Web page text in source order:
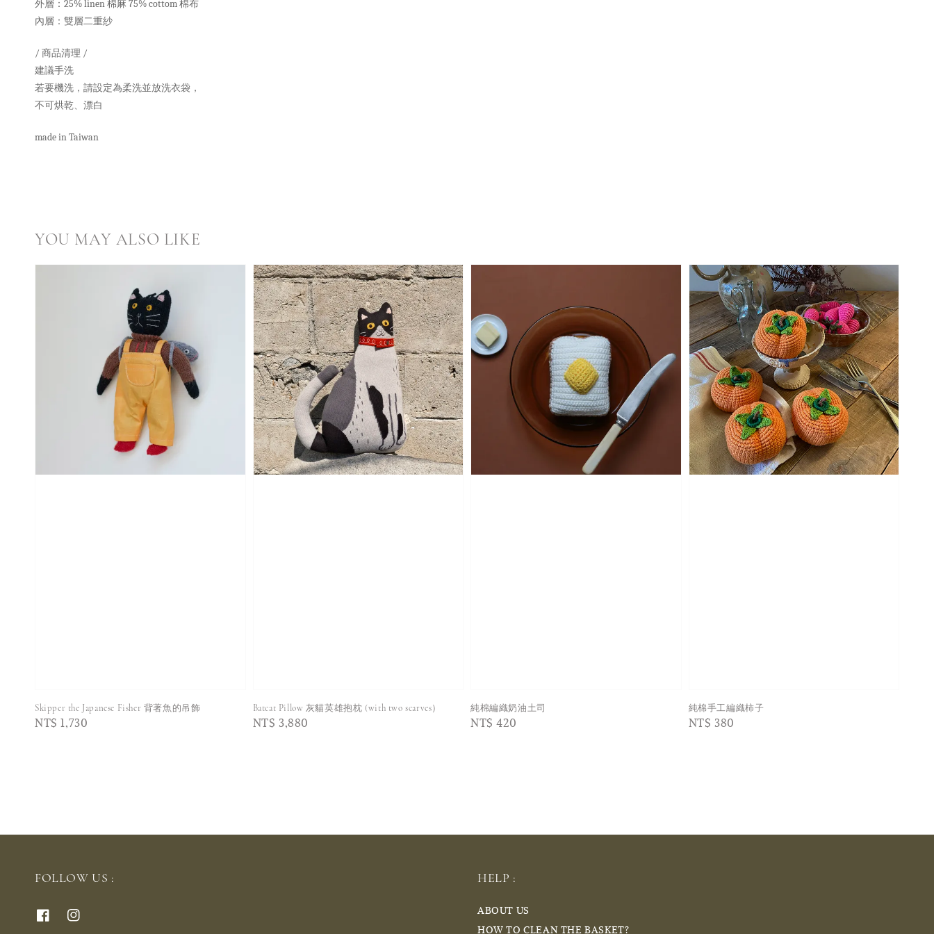
外層：25%linen 棉麻 75% cottom 棉布
內層：雙層二重紗
/ 商品清理 /
建議手洗
若要機洗，請設定為柔洗並放洗衣袋，
不可烘乾、漂白
made in Taiwan
YOU MAY ALSO LIKE
Skipper the Japanese Fisher 背著魚的吊飾
Regular
NT$ 1,730
Batcat Pillow 灰貓英雄抱枕 (with two scarves）
Regular
NT$ 3,880
純棉編織奶油土司
Regular
NT$ 420
純棉手工編織柿子
Regular
NT$ 380
FOLLOW US : HELP :
ABOUT US
HOW TO CLEAN THE BASKET?